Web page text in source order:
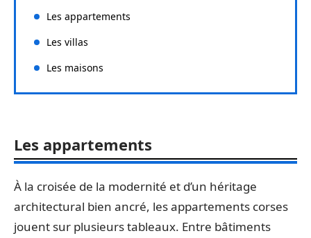
Les appartements
Les villas
Les maisons
Les appartements
À la croisée de la modernité et d’un héritage
architectural bien ancré, les appartements corses
jouent sur plusieurs tableaux. Entre bâtiments